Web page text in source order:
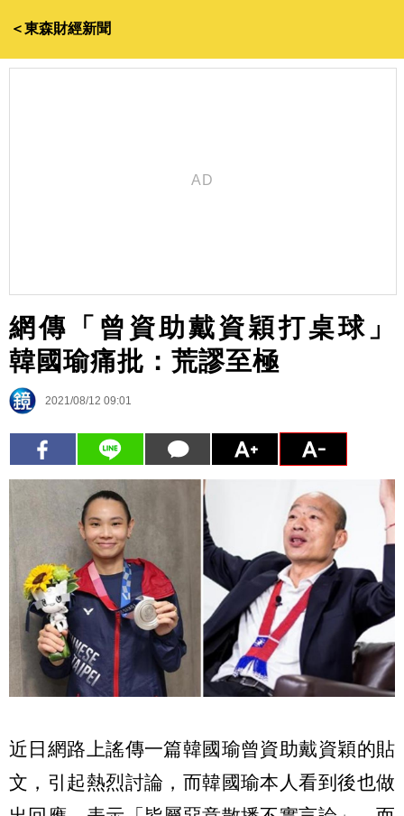
＜東森財經新聞
網傳「曾資助戴資穎打桌球」
韓國瑜痛批：荒謬至極
2021/08/12 09:01
近日網路上謠傳一篇韓國瑜曾資助戴資穎的貼
文，引起熱烈討論，而韓國瑜本人看到後也做